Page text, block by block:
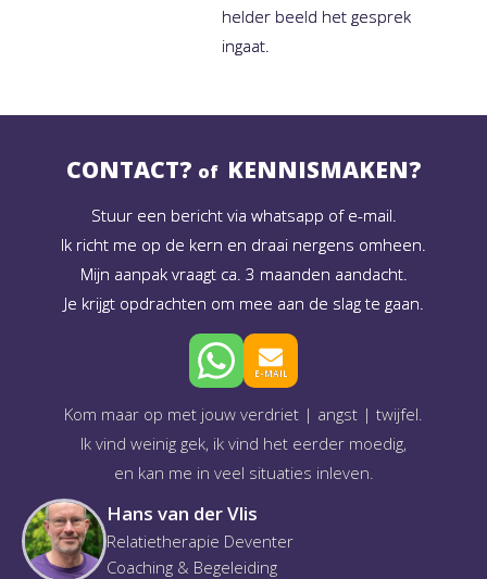
helder beeld het gesprek
ingaat.
CONTACT? of KENNISMAKEN?
Stuur een bericht via whatsapp of e-mail.
Ik richt me op de kern en draai nergens omheen.
Mijn aanpak vraagt ca. 3 maanden aandacht.
Je krijgt opdrachten om mee aan de slag te gaan.
E-MAIL
Kom maar op met jouw verdriet | angst | twijfel.
Ik vind weinig gek, ik vind het eerder moedig,
en kan me in veel situaties inleven.
Hans van der Vlis
Relatietherapie Deventer
Coaching & Begeleiding